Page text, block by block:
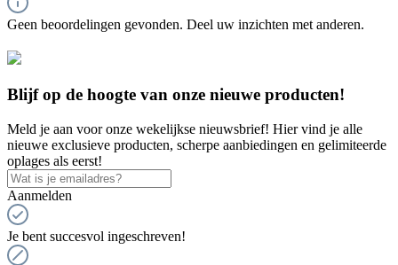
Geen beoordelingen gevonden. Deel uw inzichten met anderen.
Blijf op de hoogte van onze nieuwe producten!
Meld je aan voor onze wekelijkse nieuwsbrief! Hier vind je alle
nieuwe exclusieve producten, scherpe aanbiedingen en gelimiteerde
oplages als eerst!
Aanmelden
Je bent succesvol ingeschreven!